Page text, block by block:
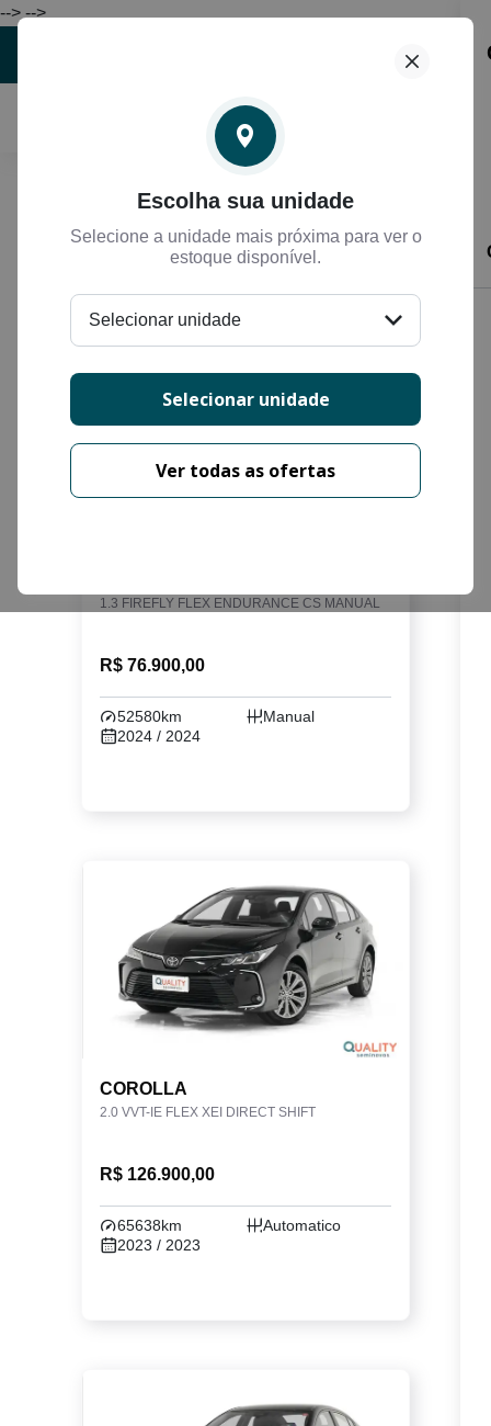
--> -->
Exibindo12de35veículos Mais relevante
1.3 FIREFLY FLEX ENDURANCE CS MANUAL
R$ 76.900,00
52580km
Manual
2024 / 2024
COROLLA
2.0 VVT-IE FLEX XEI DIRECT SHIFT
R$ 126.900,00
65638km
Automatico
2023 / 2023
Escolha sua unidade
Selecione a unidade mais próxima para ver o
estoque disponível.
Selecionar unidade
Selecionar unidade
Ver todas as ofertas